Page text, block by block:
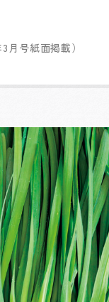
月号紙面掲載）